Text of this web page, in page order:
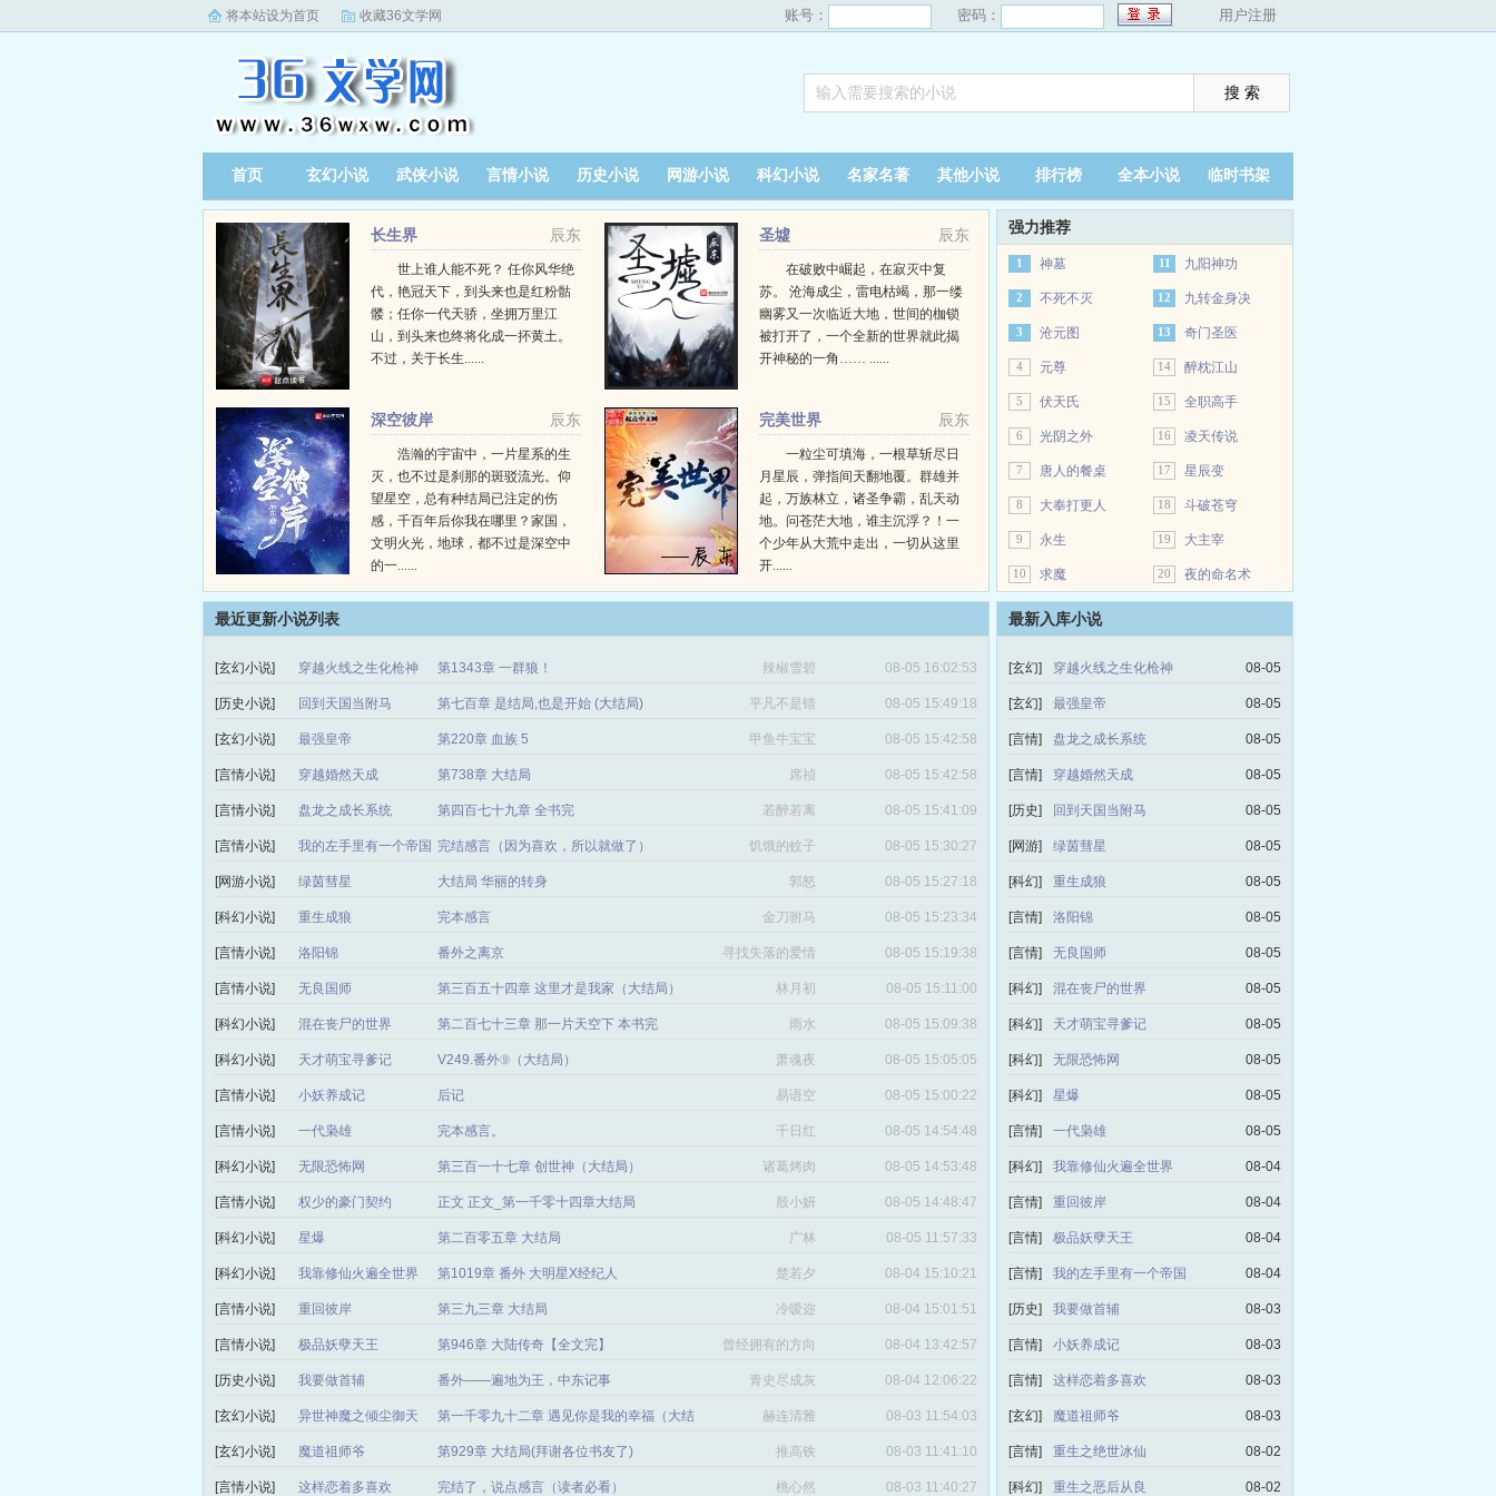
将本站设为首页 收藏36文学网 账号： 密码： 用户注册
首页 玄幻小说 武侠小说 言情小说 历史小说 网游小说 科幻小说 名家名著 其他小说 排行榜 全本小说 临时书架
辰东
长生界
世上谁人能不死？ 任你风华绝
代，艳冠天下，到头来也是红粉骷
髅；任你一代天骄，坐拥万里江
山，到头来也终将化成一抔黄土。
不过，关于长生......
辰东
圣墟
在破败中崛起，在寂灭中复
苏。 沧海成尘，雷电枯竭，那一缕
幽雾又一次临近大地，世间的枷锁
被打开了，一个全新的世界就此揭
开神秘的一角…… ......
辰东
深空彼岸
浩瀚的宇宙中，一片星系的生
灭，也不过是刹那的斑驳流光。仰
望星空，总有种结局已注定的伤
感，千百年后你我在哪里？家国，
文明火光，地球，都不过是深空中
的一......
辰东
完美世界
一粒尘可填海，一根草斩尽日
月星辰，弹指间天翻地覆。群雄并
起，万族林立，诸圣争霸，乱天动
地。问苍茫大地，谁主沉浮？！一
个少年从大荒中走出，一切从这里
开......
强力推荐
1 神墓
2 不死不灭
3 沧元图
4 元尊
5 伏天氏
6 光阴之外
7 唐人的餐桌
8 大奉打更人
9 永生
10 求魔
11 九阳神功
12 九转金身决
13 奇门圣医
14 醉枕江山
15 全职高手
16 凌天传说
17 星辰变
18 斗破苍穹
19 大主宰
20 夜的命名术
最近更新小说列表
[玄幻小说] 穿越火线之生化枪神 第1343章 一群狼！ 辣椒雪碧 08-05 16:02:53
[历史小说] 回到天国当附马 第七百章 是结局,也是开始 (大结局) 平凡不是错 08-05 15:49:18
[玄幻小说] 最强皇帝 第220章 血族 5 甲鱼牛宝宝 08-05 15:42:58
[言情小说] 穿越婚然天成 第738章 大结局 席祯 08-05 15:42:58
[言情小说] 盘龙之成长系统 第四百七十九章 全书完 若醉若离 08-05 15:41:09
[言情小说] 我的左手里有一个帝国 完结感言（因为喜欢，所以就做了） 饥饿的蚊子 08-05 15:30:27
[网游小说] 绿茵彗星 大结局 华丽的转身 郭怒 08-05 15:27:18
[科幻小说] 重生成狼 完本感言 金刀驸马 08-05 15:23:34
[言情小说] 洛阳锦 番外之离京 寻找失落的爱情 08-05 15:19:38
[言情小说] 无良国师 第三百五十四章 这里才是我家（大结局） 林月初 08-05 15:11:00
[科幻小说] 混在丧尸的世界 第二百七十三章 那一片天空下 本书完 雨水 08-05 15:09:38
[科幻小说] 天才萌宝寻爹记 V249.番外⑨（大结局） 萧魂夜 08-05 15:05:05
[言情小说] 小妖养成记 后记 易语空 08-05 15:00:22
[言情小说] 一代枭雄 完本感言。 千日红 08-05 14:54:48
[科幻小说] 无限恐怖网 第三百一十七章 创世神（大结局） 诸葛烤肉 08-05 14:53:48
[言情小说] 权少的豪门契约 正文 正文_第一千零十四章大结局 殷小妍 08-05 14:48:47
[科幻小说] 星爆 第二百零五章 大结局 广林 08-05 11:57:33
[科幻小说] 我靠修仙火遍全世界 第1019章 番外 大明星X经纪人 楚若夕 08-04 15:10:21
[言情小说] 重回彼岸 第三九三章 大结局 冷嗳迩 08-04 15:01:51
[言情小说] 极品妖孽天王 第946章 大陆传奇【全文完】
曾经拥有的方向
感
08-04 13:42:57
[历史小说] 我要做首辅 番外——遍地为王，中东记事 青史尽成灰 08-04 12:06:22
[玄幻小说] 异世神魔之倾尘御天
第一千零九十二章 遇见你是我的幸福（大结
局）
赫连清雅 08-03 11:54:03
[玄幻小说] 魔道祖师爷 第929章 大结局(拜谢各位书友了) 推高铁 08-03 11:41:10
[言情小说] 这样恋着多喜欢 完结了，说点感言（读者必看） 桃心然 08-03 11:40:27
最新入库小说
[玄幻] 穿越火线之生化枪神 08-05
[玄幻] 最强皇帝 08-05
[言情] 盘龙之成长系统 08-05
[言情] 穿越婚然天成 08-05
[历史] 回到天国当附马 08-05
[网游] 绿茵彗星 08-05
[科幻] 重生成狼 08-05
[言情] 洛阳锦 08-05
[言情] 无良国师 08-05
[科幻] 混在丧尸的世界 08-05
[科幻] 天才萌宝寻爹记 08-05
[科幻] 无限恐怖网 08-05
[科幻] 星爆 08-05
[言情] 一代枭雄 08-05
[科幻] 我靠修仙火遍全世界 08-04
[言情] 重回彼岸 08-04
[言情] 极品妖孽天王 08-04
[言情] 我的左手里有一个帝国 08-04
[历史] 我要做首辅 08-03
[言情] 小妖养成记 08-03
[言情] 这样恋着多喜欢 08-03
[玄幻] 魔道祖师爷 08-03
[言情] 重生之绝世冰仙 08-02
[科幻] 重生之恶后从良 08-02